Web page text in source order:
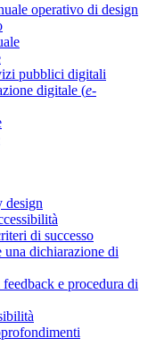
operativo di design
pubblici digitali
digitale (e-
design
di successo
una dichiarazione di
e procedura di